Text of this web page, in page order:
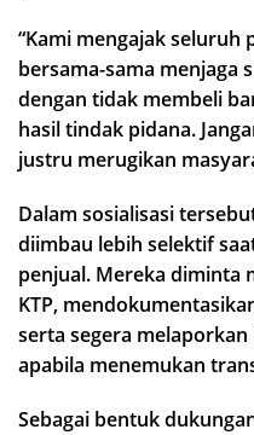
“Kami mengajak seluruh
bersama-sama menjaga
dengan tidak membeli
hasil tindak pidana.
justru merugikan
Dalam sosialisasi
diimbau lebih selektif
penjual. Mereka diminta
KTP,
serta segera
apabila menemukan
Sebagai bentuk